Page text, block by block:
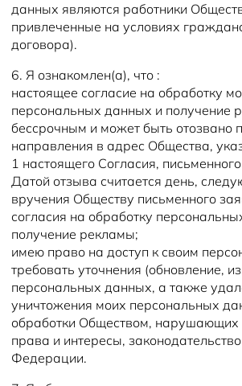
данных являются работники
привлеченные на условиях
договора).
6. Я ознакомлен(а), что :
настоящее согласие на обработку
персональных данных и получение
бессрочным и может быть отозвано
направления в адрес Общества,
1 настоящего Согласия,
Датой отзыва считается день,
вручения Обществу письменного
согласия на обработку
получение рекламы;
имею право на доступ к своим
требовать уточнения (обновление,
персональных данных, а также
уничтожения моих персональных
обработки Обществом, нарушающих
права и интересы,
Федерации.